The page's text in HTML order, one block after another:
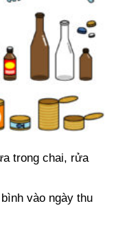
trong chai, rửa
vào ngày thu